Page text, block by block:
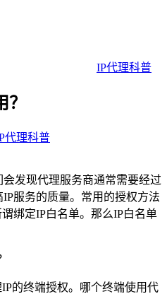
IP代理科普
代理科普
会发现代理服务商通常需要经过
服务的质量。常用的授权方法
绑定IP白名单。那么IP白名单
的终端授权。哪个终端使用代